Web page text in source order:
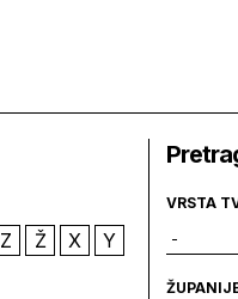
Z Ž X Y
VRSTA